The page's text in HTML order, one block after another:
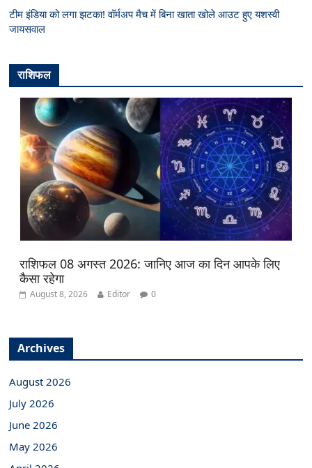
टीम इंडिया को लगा झटका! वॉर्मअप मैच में बिना खाता खोले आउट हुए यशस्वी
जायसवाल
राशिफल
राशिफल 08 अगस्त 2026: जानिए आज का दिन आपके लिए
कैसा रहेगा
August 8, 2026 Editor 0
Archives
August 2026
July 2026
June 2026
May 2026